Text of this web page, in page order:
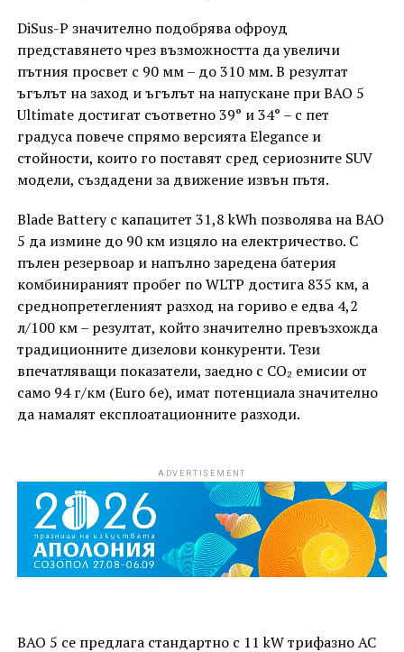
DiSus-P значително подобрява офроуд
представянето чрез възможността да увеличи
пътния просвет с 90 мм – до 310 мм. В резултат
ъгълът на заход и ъгълът на напускане при BAO 5
Ultimate достигат съответно 39° и 34° – с пет
градуса повече спрямо версията Elegance и
стойности, които го поставят сред сериозните SUV
модели, създадени за движение извън пътя.
Blade Battery с капацитет 31,8 kWh позволява на BAO
5 да измине до 90 км изцяло на електричество. С
пълен резервоар и напълно заредена батерия
комбинираният пробег по WLTP достига 835 км, а
среднопретегленият разход на гориво е едва 4,2
л/100 км – резултат, който значително превъзхожда
традиционните дизелови конкуренти. Тези
впечатляващи показатели, заедно с CO₂ емисии от
само 94 г/км (Euro 6e), имат потенциала значително
да намалят експлоатационните разходи.
ADVERTISEMENT
BAO 5 се предлага стандартно с 11 kW трифазно AC